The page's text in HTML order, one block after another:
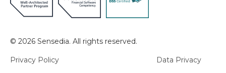
© 2026 Sensedia. All rights reserved.
Privacy Policy Data Privacy